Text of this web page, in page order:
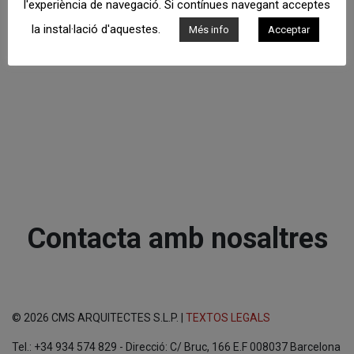
Contacta amb nosaltres
© 2026 CMS ARQUITECTES S.L.P. | TEXTOS LEGALS
Tel.: +34 934 574 829 - Direcció: C/ Bruc, 166 E.F 008037 Barcelona
l'experiència de navegació. Si contínues navegant acceptes
la instal·lació d'aquestes.
Més info Acceptar